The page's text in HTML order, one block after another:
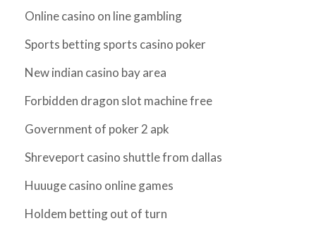
Online casino on line gambling
Sports betting sports casino poker
New indian casino bay area
Forbidden dragon slot machine free
Government of poker 2 apk
Shreveport casino shuttle from dallas
Huuuge casino online games
Holdem betting out of turn